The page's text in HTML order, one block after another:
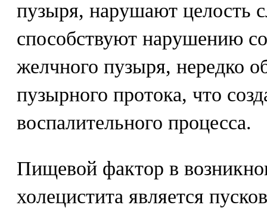
пузыря, нарушают целость
способствуют нарушению
желчного пузыря, нередко
пузырного протока, что
воспалительного процесса.
Пищевой фактор в
холецистита является